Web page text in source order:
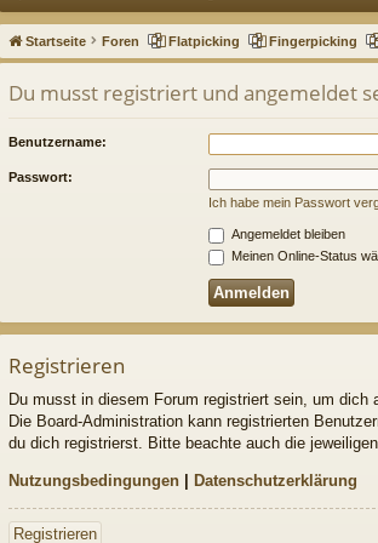
ne
llz
ug
riff
Startseite Foren Flatpicking Fingerpicking
Du musst registriert und angemeldet
Benutzername:
Passwort:
Ich habe mein Passwort
Angemeldet bleiben
Meinen Online-Status
Registrieren
Du musst in diesem Forum registriert sein, um dich
Die Board-Administration kann registrierten
du dich registrierst. Bitte beachte auch die
Nutzungsbedingungen Datenschutzerklärung
Registrieren